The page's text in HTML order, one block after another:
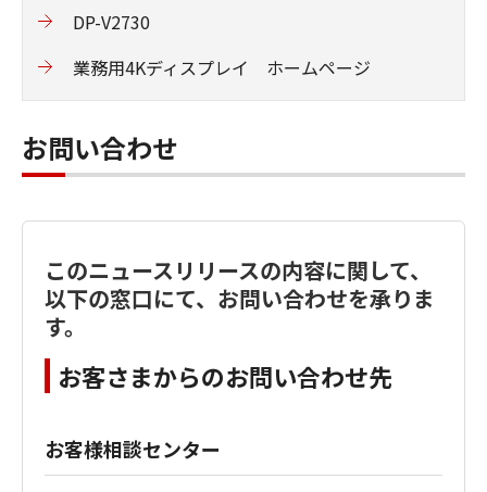
DP-V2730
業務用4Kディスプレイ ホームページ
お問い合わせ
このニュースリリースの内容に関して、
以下の窓口にて、お問い合わせを承りま
す。
お客さまからのお問い合わせ先
お客様相談センター